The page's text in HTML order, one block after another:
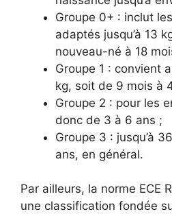
Groupe 0+ : inclut
adaptés jusqu’à 13
nouveau-né à 18
Groupe 1 : convient
kg, soit de 9 mois à
Groupe 2 : pour les
donc de 3 à 6 ans ;
Groupe 3 : jusqu’à
ans, en général.
Par ailleurs, la norme ECE
une classification fondée